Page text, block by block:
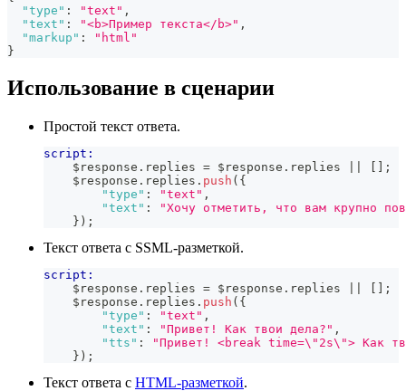
"type" : "text" ,
"text" : "<b>Пример текста</b>" ,
"markup" :
"html"
}
Использование в сценарии
Простой текст ответа.
script:
    $response
. replies = $response . replies
;
    $response
. replies . push ( {
"type" : "text" ,
"text" :
"Хочу отметить, что вам крупно
} ) ;
Текст ответа с SSML-разметкой.
script:
    $response
. replies = $response . replies
;
    $response
. replies . push ( {
"type" : "text" ,
"text" : "Привет! Как твои дела?" ,
"tts" :
"Привет! <break time=\"2s\"> Как
} ) ;
Текст ответа с HTML-разметкой.